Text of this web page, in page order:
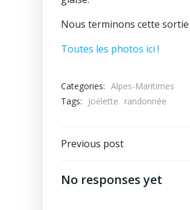
Nous terminons cette sortie
Toutes les photos ici !
Categories: Alpes-Maritimes
Tags:
Joëlette randonnée
Post
navigation
Previous post
No responses yet